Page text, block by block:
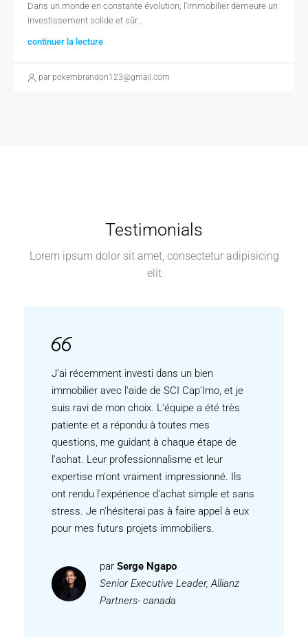
Dans un monde en constante évolution, l’immobilier demeure un
investissement solide et sûr...
continuer la lecture
par pokembrandon123@gmail.com
Testimonials
Lorem ipsum dolor sit amet, consectetur adipisicing
elit
J'ai récemment investi dans un bien
immobilier avec l'aide de SCI Cap'Imo, et je
suis ravi de mon choix. L'équipe a été très
patiente et a répondu à toutes mes
questions, me guidant à chaque étape de
l'achat. Leur professionnalisme et leur
expertise m'ont vraiment impressionné. Ils
ont rendu l'expérience d'achat simple et sans
stress. Je n'hésiterai pas à faire appel à eux
pour mes futurs projets immobiliers.
parSerge Ngapo
Senior Executive Leader, Allianz
Partners- canada